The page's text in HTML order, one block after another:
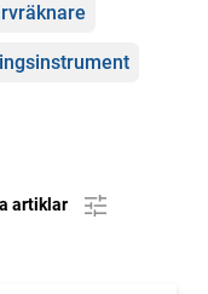
artiklar